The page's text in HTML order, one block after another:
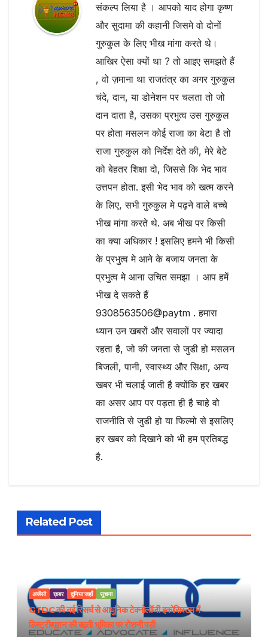
संकल्प लिया है । आपको याद होगा कृष्ण
और सुदामा की कहानी जिसमे वो दोनों
गुरुकुल के लिए भीख मांगा करते थे।
आखिर ऐसा क्यों था ? तो आइए समझते हैं
, वो ज़माना था राजतंत्र का अगर गुरुकुल
चंदे, दान, या डोनेशन पर चलता तो जो
दान दाता है, उसका प्रभुत्व उस गुरुकुल
पर होता मसलन कोई राजा का बेटा है तो
राजा गुरुकुल को निर्देश देते की, मेरे बेटे
को बेहतर शिक्षा दो, जिससे कि भेद भाव
उत्तपन होता. इसी भेद भाव को खत्म करने
के लिए, सभी गुरुकुल मे पढ़ने वाले बच्चे
भीख मांगा करते थे. अब भीख पर किसी
का क्या अधिकार ! इसलिए हमने भी किसी
के प्रभुत्व मे आने के बजाय जनता के
प्रभुत्व मे आना उचित समझा । आप हमें
भीख दे सकते हैं
9308563506@paytm . हमारा
ध्यान उन खबरों और सवालों पर ज्यादा
रहता है, जो की जनता से जुडी हो मसलन
बिजली, पानी, स्वास्थ्य और सिक्षा, अन्य
खबर भी चलाई जाती है क्योंकि हर खबर
का असर आप पर पड़ता ही है चाहे वो
राजनीति से जुडी हो या फिल्मो से इसलिए
हर खबर को दिखाने को भी हम प्रतिबद्ध
है.
Related Post
अजेंसी ख़बर दुनिया जहाँ सूचना
GTDC की नई रिसर्च से आधुनिक टेक्नोलॉजी इकोसिस्टम में
डिस्ट्रीब्यूशन की बढ़ती भूमिका पर रोशनी पड़ी